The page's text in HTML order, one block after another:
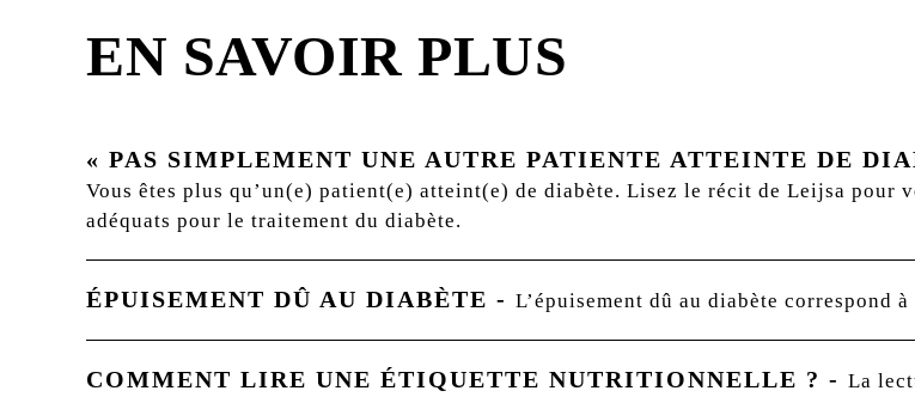
EN SAVOIR PLUS
« PAS SIMPLEMENT UNE AUTRE PATIENTE ATTEINTE DE
Vous êtes plus qu’un(e) patient(e) atteint(e) de diabète. Lisez le récit de Leijsa pour
adéquats pour le traitement du diabète.
ÉPUISEMENT DÛ AU DIABÈTE - L’épuisement dû au diabète correspond
COMMENT LIRE UNE ÉTIQUETTE NUTRITIONNELLE ? - La